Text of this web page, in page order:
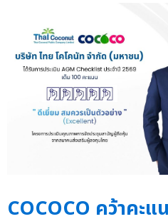
COCOCO คว้าคะแ